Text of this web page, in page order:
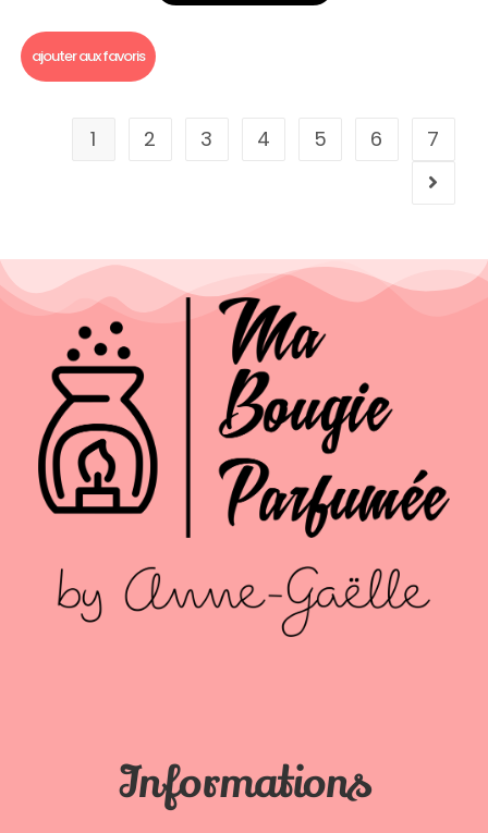
ajouter aux favoris
1 2 3 4 5 6 7
Informations